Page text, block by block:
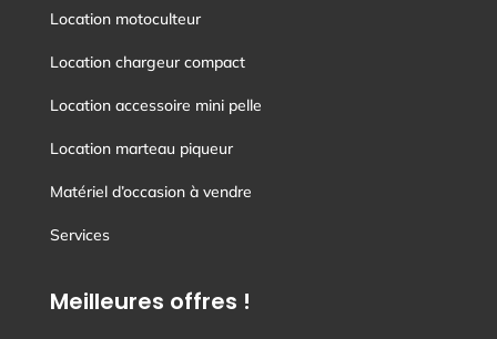
Location motoculteur
Location chargeur compact
Location accessoire mini pelle
Location marteau piqueur
Matériel d’occasion à vendre
Services
Meilleures offres !